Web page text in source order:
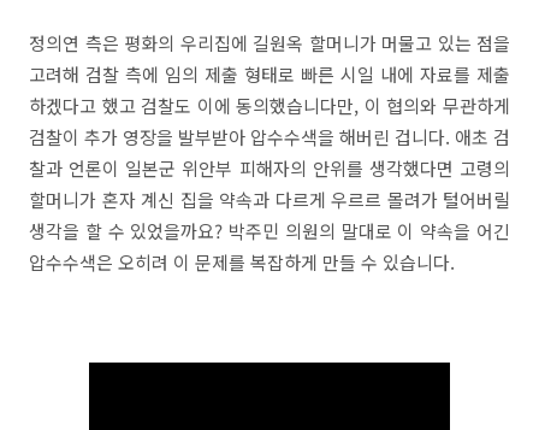
정의연 측은 평화의 우리집에 길원옥 할머니가 머물고 있는 점을
고려해 검찰 측에 임의 제출 형태로 빠른 시일 내에 자료를 제출
하겠다고 했고 검찰도 이에 동의했습니다만, 이 협의와 무관하게
검찰이 추가 영장을 발부받아 압수수색을 해버린 겁니다. 애초 검
찰과 언론이 일본군 위안부 피해자의 안위를 생각했다면 고령의
할머니가 혼자 계신 집을 약속과 다르게 우르르 몰려가 털어버릴
생각을 할 수 있었을까요? 박주민 의원의 말대로 이 약속을 어긴
압수수색은 오히려 이 문제를 복잡하게 만들 수 있습니다.